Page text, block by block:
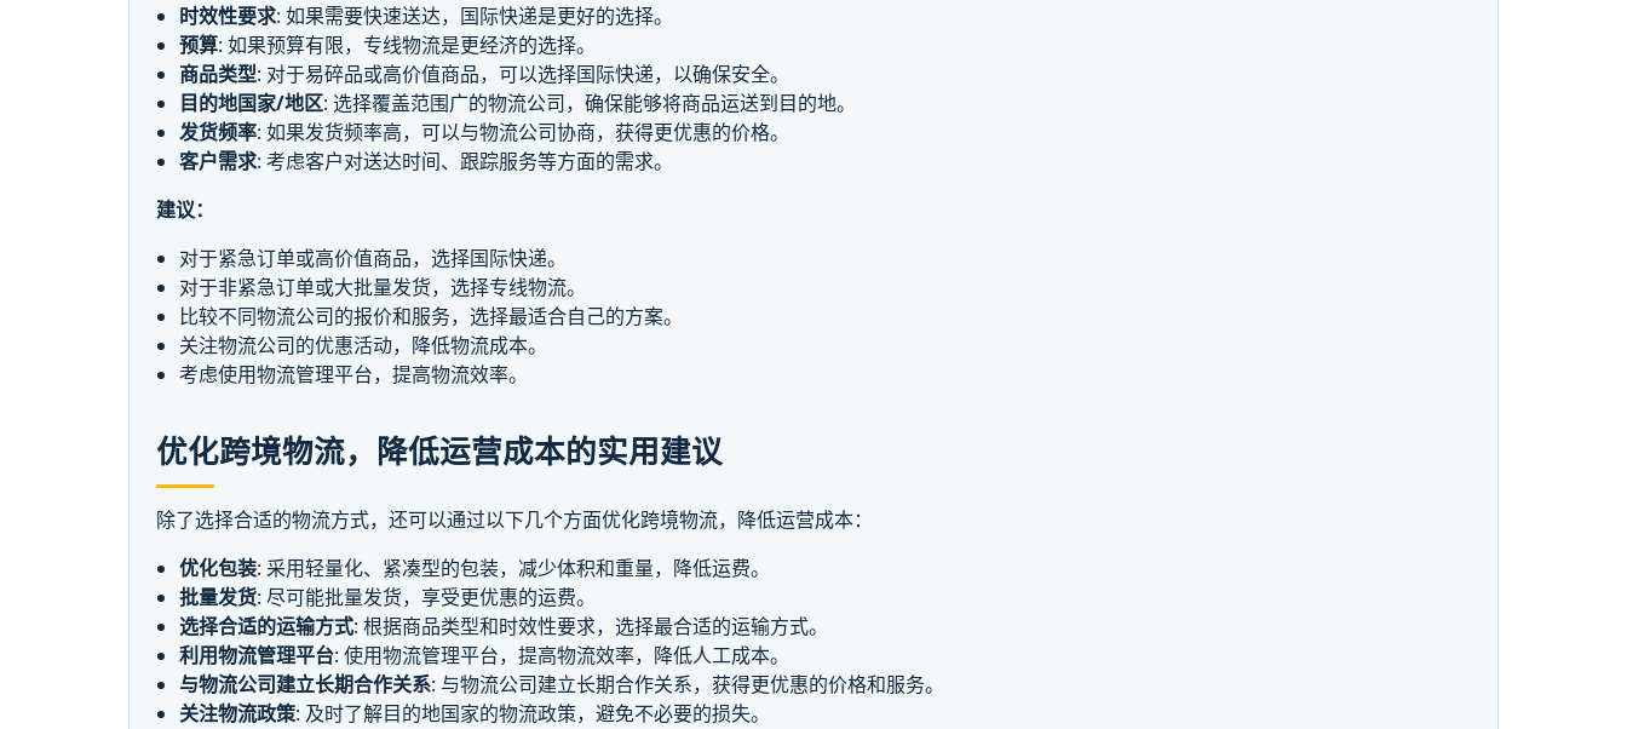
时效性要求: 如果需要快速送达，国际快递是更好的选择。
预算: 如果预算有限，专线物流是更经济的选择。
商品类型: 对于易碎品或高价值商品，可以选择国际快递，以确保安全。
目的地国家/地区: 选择覆盖范围广的物流公司，确保能够将商品运送到目的地。
发货频率: 如果发货频率高，可以与物流公司协商，获得更优惠的价格。
客户需求: 考虑客户对送达时间、跟踪服务等方面的需求。
建议：
对于紧急订单或高价值商品，选择国际快递。
对于非紧急订单或大批量发货，选择专线物流。
比较不同物流公司的报价和服务，选择最适合自己的方案。
关注物流公司的优惠活动，降低物流成本。
考虑使用物流管理平台，提高物流效率。
优化跨境物流，降低运营成本的实用建议
除了选择合适的物流方式，还可以通过以下几个方面优化跨境物流，降低运营成本：
优化包装: 采用轻量化、紧凑型的包装，减少体积和重量，降低运费。
批量发货: 尽可能批量发货，享受更优惠的运费。
选择合适的运输方式: 根据商品类型和时效性要求，选择最合适的运输方式。
利用物流管理平台: 使用物流管理平台，提高物流效率，降低人工成本。
与物流公司建立长期合作关系: 与物流公司建立长期合作关系，获得更优惠的价格和服务。
关注物流政策: 及时了解目的地国家的物流政策，避免不必要的损失。